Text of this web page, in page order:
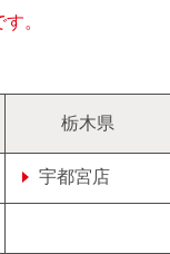
。
栃木県
宇都宮店